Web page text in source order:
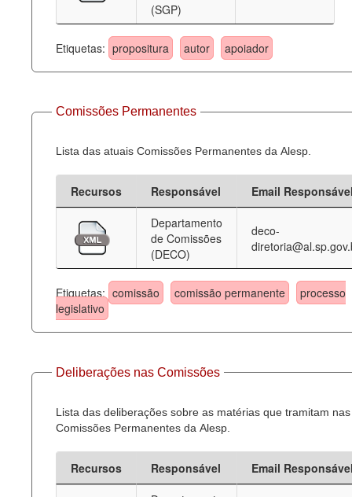
Agenda
Perguntas frequentes
Contato
(SGP)
Etiquetas: propositura autor apoiador
Comissões Permanentes
Lista das atuais Comissões Permanentes da Alesp.
Recursos Responsável
Email
Departamento
de Comissões
(DECO)
deco-
Etiquetas: comissão comissão permanente
processo
legislativo
Deliberações nas Comissões
Lista das deliberações sobre as matérias que tramitam nas
Comissões Permanentes da Alesp.
Recursos Responsável
Email